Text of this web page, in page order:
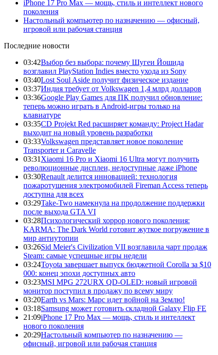
iPhone 17 Pro Max — мощь, стиль и интеллект нового
поколения
Настольный компьютер по назначению — офисный,
игровой или рабочая станция
Последние новости
03:42Выбор без выбора: почему Шугеи Йошида
возглавил PlayStation Indies вместо ухода из Sony
03:40Lost Soul Aside получит физическое издание
03:37Индия требует от Volkswagen 1,4 млрд долларов
03:36Google Play Games для ПК получил обновление:
теперь можно играть в Android-игры только на
клавиатуре
03:35CD Projekt Red расширяет команду: Project Hadar
выходит на новый уровень разработки
03:33Volkswagen представляет новое поколение
Transporter и Caravelle
03:31 Xiaomi 16 Pro и Xiaomi 16 Ultra могут получить
революционные дисплеи, недоступные даже iPhone
03:30Renault делится инновацией: технология
пожаротушения электромобилей Fireman Access теперь
доступна для всех
03:29Take-Two намекнула на продолжение поддержки
после выхода GTA VI
03:28Психологический хоррор нового поколения:
KARMA: The Dark World готовит жуткое погружение в
мир антиутопии
03:26Sid Meier's Civilization VII возглавила чарт продаж
Steam: самые успешные игры недели
03:24Toyota завершает выпуск бюджетной Corolla за $10
000: конец эпохи доступных авто
03:23MSI MPG 272URX QD-OLED: новый игровой
монитор поступил в продажу по всему миру
03:20Earth vs Mars: Марс идет войной на Землю!
03:18Samsung может готовить складной Galaxy Flip FE
21:09iPhone 17 Pro Max — мощь, стиль и интеллект
нового поколения
20:29Настольный компьютер по назначению —
офисный, игровой или рабочая станция